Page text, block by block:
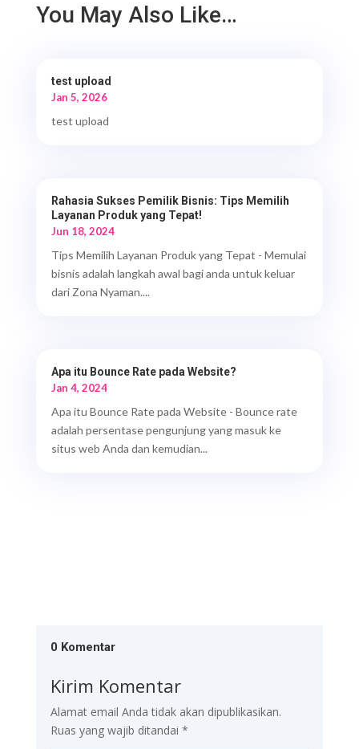
You May Also Like…
test upload
Jan 5, 2026
test upload
Rahasia Sukses Pemilik Bisnis: Tips Memilih
Layanan Produk yang Tepat!
Jun 18, 2024
Tips Memilih Layanan Produk yang Tepat - Memulai
bisnis adalah langkah awal bagi anda untuk keluar
dari Zona Nyaman....
Apa itu Bounce Rate pada Website?
Jan 4, 2024
Apa itu Bounce Rate pada Website - Bounce rate
adalah persentase pengunjung yang masuk ke
situs web Anda dan kemudian...
0 Komentar
Kirim Komentar
Alamat email Anda tidak akan dipublikasikan.
Ruas yang wajib ditandai *